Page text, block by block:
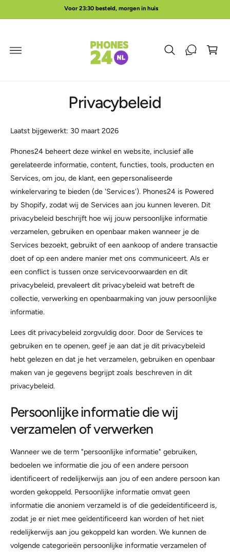
E
T
E
Voor 23:30 besteld, morgen in huis
w
Privacybeleid
Laatst bijgewerkt: 30 maart 2026
Phones24 beheert deze winkel en website, inclusief alle
gerelateerde informatie, content, functies, tools, producten en
Services, om jou, de klant, een gepersonaliseerde
winkelervaring te bieden (de 'Services'). Phones24 is Powered
by Shopify, zodat wij de Services aan jou kunnen leveren. Dit
privacybeleid beschrijft hoe wij jouw persoonlijke informatie
verzamelen, gebruiken en openbaar maken wanneer je de
Services bezoekt, gebruikt of een aankoop of andere transactie
doet of op een andere manier met ons communiceert. Als er
een conflict is tussen onze servicevoorwaarden en dit
privacybeleid, prevaleert dit privacybeleid wat betreft de
collectie, verwerking en openbaarmaking van jouw persoonlijke
informatie.
Lees dit privacybeleid zorgvuldig door. Door de Services te
gebruiken en te openen, geef je aan dat je dit privacybeleid
hebt gelezen en dat je het verzamelen, gebruiken en openbaar
maken van je gegevens begrijpt zoals beschreven in dit
privacybeleid.
Persoonlijke informatie die wij
verzamelen of verwerken
Wanneer we de term "persoonlijke informatie" gebruiken,
bedoelen we informatie die jou of een andere persoon
identificeert of redelijkerwijs aan jou of een andere persoon kan
worden gekoppeld. Persoonlijke informatie omvat geen
informatie die anoniem verzameld is of die gedeïdentificeerd is,
zodat je er niet mee geïdentificeerd kan worden of het niet
redelijkerwijs aan jou gekoppeld kan worden. We kunnen de
volgende categorieën persoonlijke informatie verzamelen of